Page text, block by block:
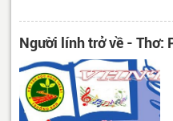
Người lính trở về - Thơ: